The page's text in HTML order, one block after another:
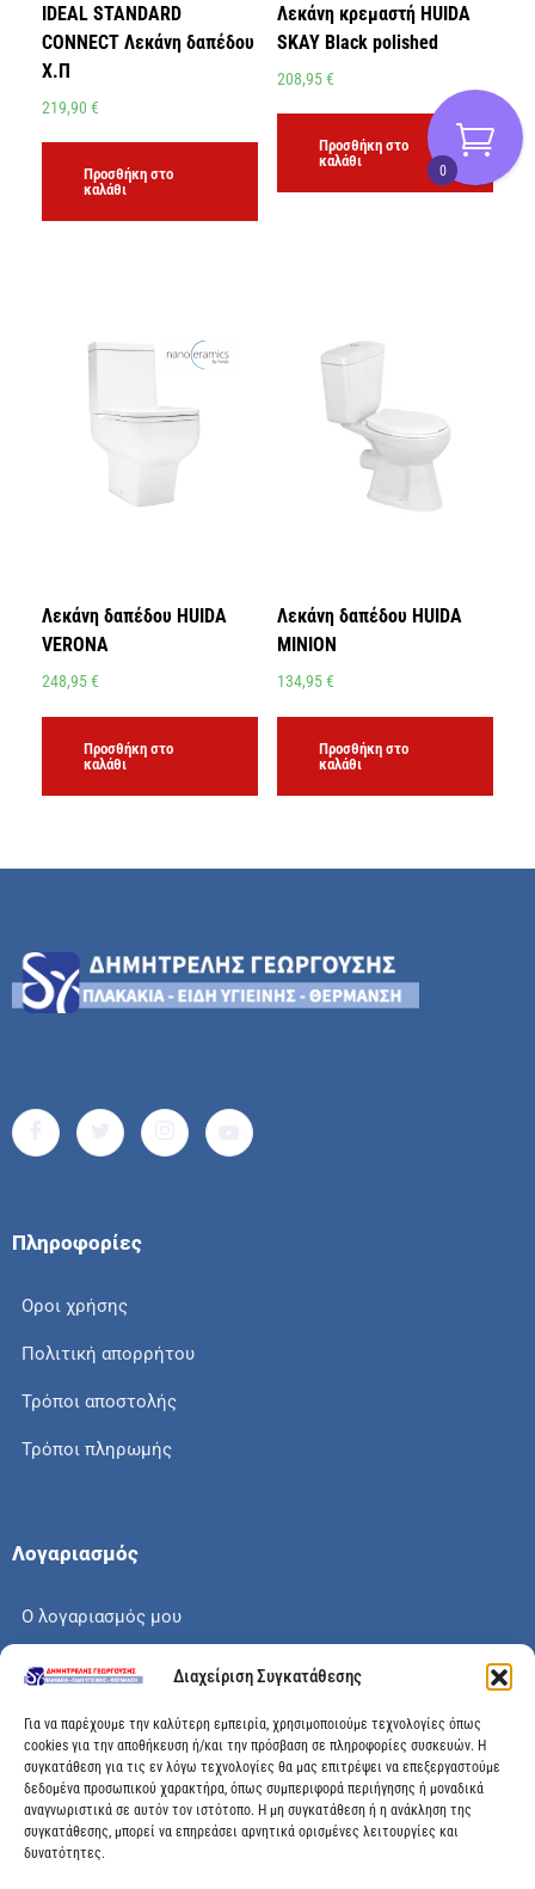
Διαχείριση Συγκατάθεσης
Για να παρέχουμε την καλύτερη εμπειρία, χρησιμοποιούμε τεχνολογίες όπως
cookies για την αποθήκευση ή/και την πρόσβαση σε πληροφορίες συσκευών. Η
συγκατάθεση για τις εν λόγω τεχνολογίες θα μας επιτρέψει να επεξεργαστούμε
δεδομένα προσωπικού χαρακτήρα, όπως συμπεριφορά περιήγησης ή μοναδικά
αναγνωριστικά σε αυτόν τον ιστότοπο. Η μη συγκατάθεση ή η ανάκληση της
συγκατάθεσης, μπορεί να επηρεάσει αρνητικά ορισμένες λειτουργίες και
δυνατότητες.
IDEAL STANDARD
CONNECT Λεκάνη δαπέδου
Χ.Π
219,90 €
Προσθήκη στο
καλάθι
Λεκάνη κρεμαστή HUIDA
SKAY Black polished
208,95€
Προσθήκη στο
καλάθι
Λεκάνη δαπέδου HUIDA
VERONA
248,95€
Προσθήκη στο
καλάθι
Λεκάνη δαπέδου HUIDA
MINION
134,95€
Προσθήκη στο
καλάθι
Πληροφορίες
Οροι χρήσης
Πολιτική απορρήτου
Τρόποι αποστολής
Τρόποι πληρωμής
Λογαριασμός
Ο λογαριασμός μου
Το καλάθι μου
Check out
Διεύθυνση
0